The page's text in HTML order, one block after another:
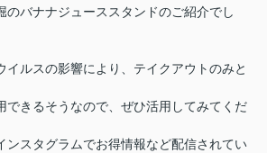
のバナナジューススタンドのご紹介でし
イルスの影響により、テイクアウトのみと
できるそうなので、ぜひ活用してみてくだ
ンスタグラムでお得情報など配信されてい